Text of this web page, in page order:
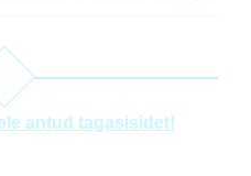
antud tagasisidet!